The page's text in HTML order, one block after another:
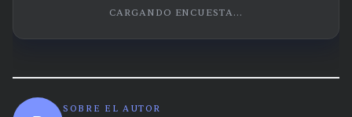
CARGANDO ENCUESTA...
SOBRE EL AUTOR